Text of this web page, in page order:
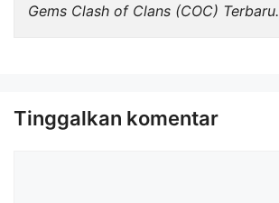
Gems Clash of Clans (COC) Terbaru.
Tinggalkan komentar